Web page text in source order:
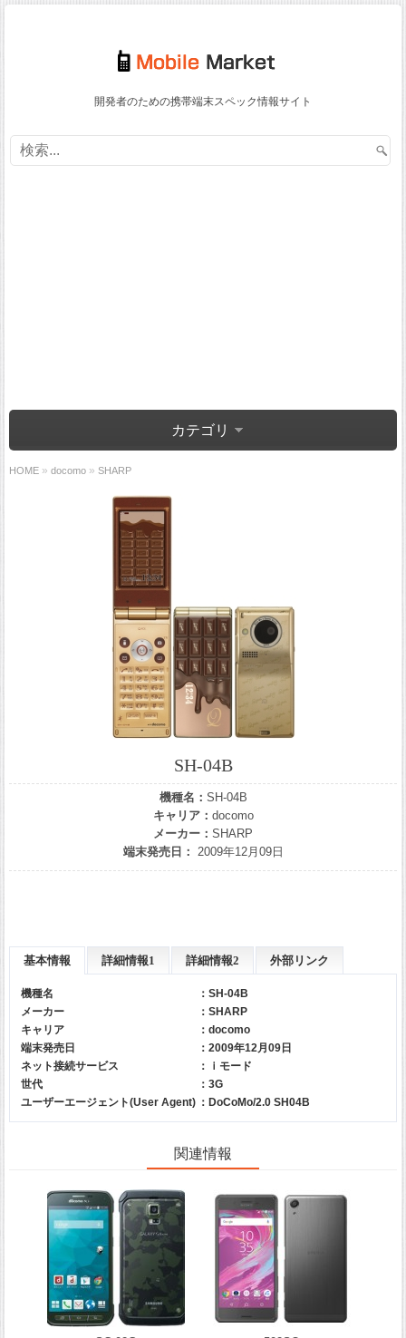
開発者のための携帯端末スペック情報サイト
カテゴリ
HOME » docomo » SHARP
SH-04B
機種名： SH-04B
キャリア： docomo
メーカー： SHARP
端末発売日： 2009年12月09日
基本情報 詳細情報1 詳細情報2 外部リンク
機種名
：SH-04B
メーカー
： SHARP
キャリア
： docomo
端末発売日
：2009年12月09日
ネット接続サービス
：ｉモード
世代
：3G
ユーザーエージェント(User Agent) ：DoCoMo/2.0 SH04B
関連情報